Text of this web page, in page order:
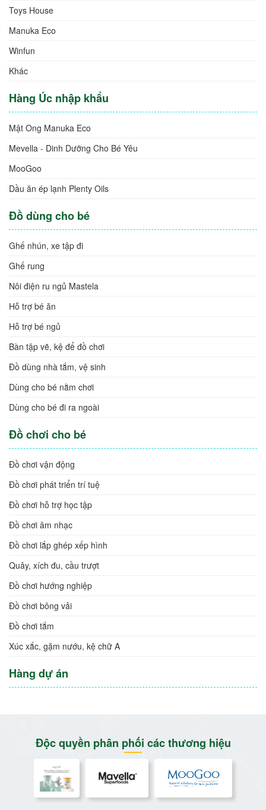
Toys House
Manuka Eco
Winfun
Khác
Hàng Úc nhập khẩu
Mật Ong Manuka Eco
Mevella - Dinh Dưỡng Cho Bé Yêu
MooGoo
Dầu ăn ép lạnh Plenty Oils
Đồ dùng cho bé
Ghế nhún, xe tập đi
Ghế rung
Nôi điện ru ngủ Mastela
Hỗ trợ bé ăn
Hỗ trợ bé ngủ
Bàn tập vẽ, kệ để đồ chơi
Đồ dùng nhà tắm, vệ sinh
Dùng cho bé nằm chơi
Dùng cho bé đi ra ngoài
Đồ chơi cho bé
Đồ chơi vận động
Đồ chơi phát triển trí tuệ
Đồ chơi hỗ trợ học tập
Đồ chơi âm nhạc
Đồ chơi lắp ghép xếp hình
Quây, xích đu, cầu trượt
Đồ chơi hướng nghiệp
Đồ chơi bông vải
Đồ chơi tắm
Xúc xắc, gặm nướu, kệ chữ A
Hàng dự án
Độc quyền phân phối các thương hiệu